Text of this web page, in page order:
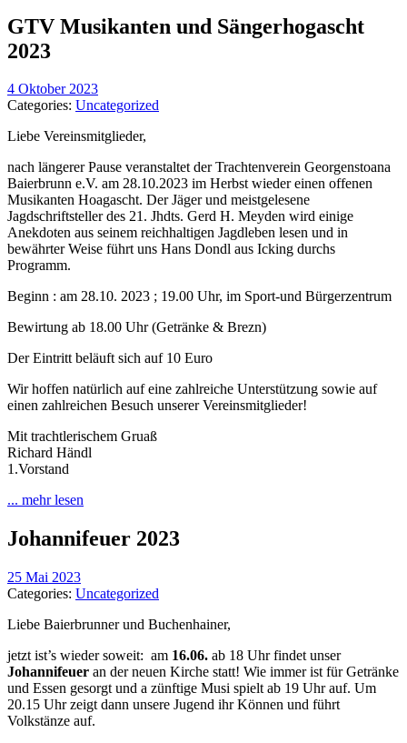
GTV Musikanten und Sängerhogascht
2023
4 Oktober 2023
Categories: Uncategorized
Liebe Vereinsmitglieder,
nach längerer Pause veranstaltet der Trachtenverein Georgenstoana
Baierbrunn e.V. am 28.10.2023 im Herbst wieder einen offenen
Musikanten Hoagascht. Der Jäger und meistgelesene
Jagdschriftsteller des 21. Jhdts. Gerd H. Meyden wird einige
Anekdoten aus seinem reichhaltigen Jagdleben lesen und in
bewährter Weise führt uns Hans Dondl aus Icking durchs
Programm.
Beginn : am 28.10. 2023 ; 19.00 Uhr, im Sport-und Bürgerzentrum
Bewirtung ab 18.00 Uhr (Getränke & Brezn)
Der Eintritt beläuft sich auf 10 Euro
Wir hoffen natürlich auf eine zahlreiche Unterstützung sowie auf
einen zahlreichen Besuch unserer Vereinsmitglieder!
Mit trachtlerischem Gruaß
Richard Händl
1.Vorstand
... mehr lesen
Johannifeuer 2023
25 Mai 2023
Categories: Uncategorized
Liebe Baierbrunner und Buchenhainer,
jetzt ist’s wieder soweit: am 16.06. ab 18 Uhr findet unser
Johannifeuer an der neuen Kirche statt! Wie immer ist für Getränke
und Essen gesorgt und a zünftige Musi spielt ab 19 Uhr auf. Um
20.15 Uhr zeigt dann unsere Jugend ihr Können und führt
Volkstänze auf.